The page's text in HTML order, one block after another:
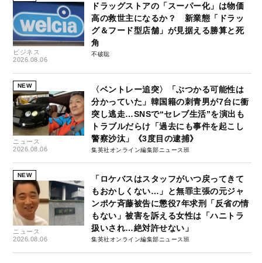
ビジネス
2026.08.06
ドラッグストアの「スーパー化」は物価
高の救世主になるか？ 新業態「ドラッ
グ＆フード型店舗」が見据える勝算と死
角
不破聡
NEW
ニュース
2026.08.06
〈ベントレー追突〉「ぶつかる可能性は
分かっていた」韓国籍の刺青男が7台に衝
突し逃走…SNSで“セレブ生活”を演出も
トラブルだらけ「過去にも事件を起こし
警察沙汰」《3度目の逮捕》
集英社オンライン編集部ニュース班
NEW
ニュース
2026.08.06
「ロケバスはスタッフがいつ戻ってきて
もおかしくない…」と無罪主張の元ジャ
ンポケ斉藤被告に懲役7年求刑「反省の情
もない」被害を訴える女性は「ハニトラ
扱いされ…絶対許せない」
集英社オンライン編集部ニュース班